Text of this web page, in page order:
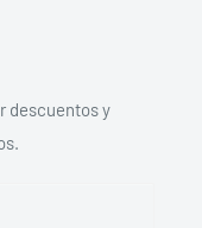
descuentos y